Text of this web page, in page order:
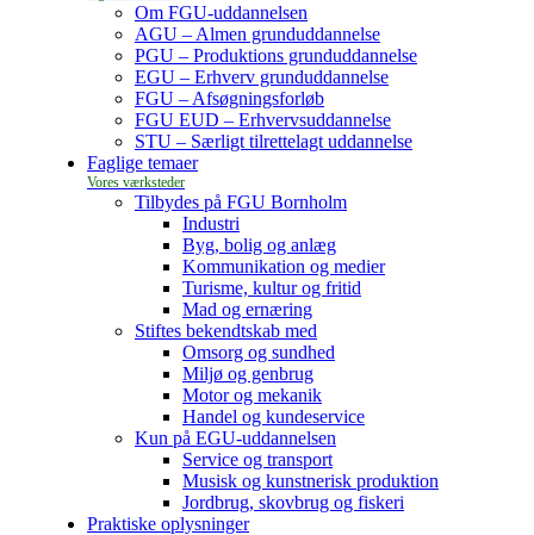
Om FGU-uddannelsen
AGU – Almen grunduddannelse
PGU – Produktions grunduddannelse
EGU – Erhverv grunduddannelse
FGU – Afsøgningsforløb
FGU EUD – Erhvervsuddannelse
STU – Særligt tilrettelagt uddannelse
Faglige temaer
Tilbydes på FGU Bornholm
Industri
Byg, bolig og anlæg
Kommunikation og medier
Turisme, kultur og fritid
Mad og ernæring
Stiftes bekendtskab med
Omsorg og sundhed
Miljø og genbrug
Motor og mekanik
Handel og kundeservice
Kun på EGU-uddannelsen
Service og transport
Musisk og kunstnerisk produktion
Jordbrug, skovbrug og fiskeri
Praktiske oplysninger